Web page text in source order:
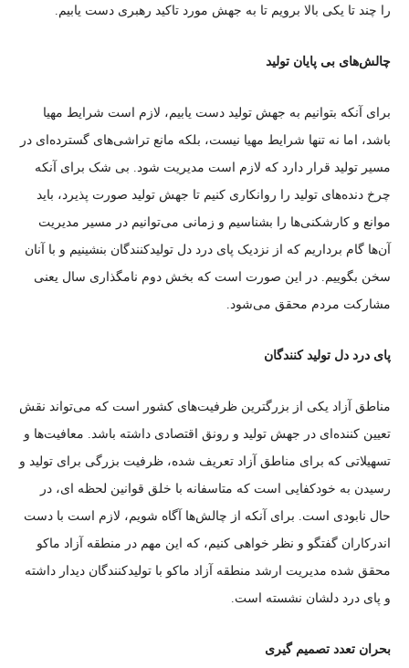
را چند تا یکی بالا برویم تا به جهش مورد تاکید رهبری دست یابیم.
چالش‌های بی پایان تولید
برای آنکه بتوانیم به جهش تولید دست یابیم، لازم است شرایط مهیا
باشد، اما نه تنها شرایط مهیا نیست، بلکه مانع تراشی‌های گسترده‌ای در
مسیر تولید قرار دارد که لازم است مدیریت شود. بی شک برای آنکه
چرخ دنده‌های تولید را روانکاری کنیم تا جهش تولید صورت پذیرد، باید
موانع و کارشکنی‌ها را بشناسیم و زمانی می‌توانیم در مسیر مدیریت
آن‌ها گام برداریم که از نزدیک پای درد دل تولیدکنندگان بنشینیم و با آنان
سخن بگوییم. در این صورت است که بخش دوم نامگذاری سال یعنی
مشارکت مردم محقق می‌شود.
پای درد دل تولید کنندگان
مناطق آزاد یکی از بزرگترین ظرفیت‌های کشور است که می‌تواند نقش
تعیین کننده‌ای در جهش تولید و رونق اقتصادی داشته باشد. معافیت‌ها و
تسهیلاتی که برای مناطق آزاد تعریف شده، ظرفیت بزرگی برای تولید و
رسیدن به خودکفایی است که متاسفانه با خلق قوانین لحظه ای، در
حال نابودی است. برای آنکه از چالش‌ها آگاه شویم، لازم است با دست
اندرکاران گفتگو و نظر خواهی کنیم، که این مهم در منطقه آزاد ماکو
محقق شده مدیریت ارشد منطقه آزاد ماکو با تولیدکنندگان دیدار داشته
و پای درد دلشان نشسته است.
بحران تعدد تصمیم گیری